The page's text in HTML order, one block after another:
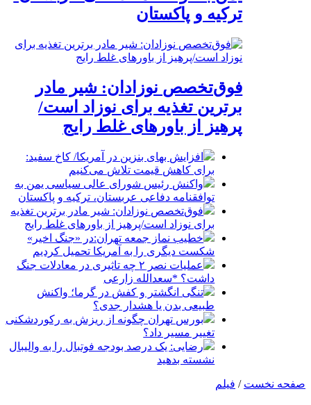
ترکیه و پاکستان
فوق‌تخصص نوزادان: شیر مادر
برترین تغذیه برای نوزاد است/
پرهیز از باورهای غلط رایج
افزایش بهای بنزین در آمریکا/ کاخ سفید:
برای کاهش قیمت تلاش می‌کنیم
واکنش رئیس شورای عالی سیاسی یمن به
توافقنامه دفاعی عربستان، ترکیه و پاکستان
فوق‌تخصص نوزادان: شیر مادر برترین تغذیه
برای نوزاد است/پرهیز از باورهای غلط رایج
خطیب نماز جمعه تهران:در «جنگ اخیر»
شکست دیگری را به آمریکا تحمیل کردیم
عملیات نصر ۲ چه تاثیری در معادلات جنگ
داشت؟ *سعدالله زارعی
تنگی انگشتر و کفش در گرما؛ واکنش
طبیعی بدن یا هشدار جدی؟
بورس تهران چگونه از ریزش به رکوردشکنی
تغییر مسیر داد؟
رضایی: یک درصد بودجه فوتبال را به والیبال
نشسته بدهید
صفحه نخست / فیلم